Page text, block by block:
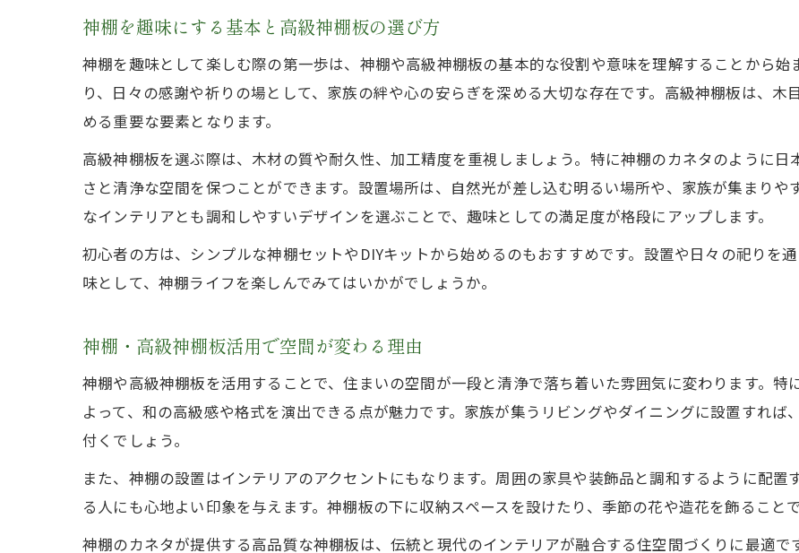
神棚のカネタ品質が毎日の祈りを特別にする
神棚は宗教と関係ある？日常への取り入れ方
100均DIYで叶うおしゃれな神棚自作アイデア
神棚自作キット風DIYの基本と高級神棚板活用
100均素材で神棚をおしゃれに趣味で楽しむ工夫
神棚・高級神棚板を活かすDIY初心者向けポイン
賃貸でも安心な神棚自作とタブー回避アイデア
神棚・高級神棚板でお札だけ設置時の正しい手順
神棚のカネタで叶えるお札設置とタブーの違い
神棚は毎日拝むべき？お札管理の基本解説
お札だけでも神棚趣味を続けるコツを紹介
タブーを避ける神棚配置と家庭での工夫ポイント
神棚を趣味にする基本と高級神棚板の選び方
神棚を趣味として楽しむ際の第一歩は、神棚や高級神棚板の基本的な役割や意味を理解することから
り、日々の感謝や祈りの場として、家族の絆や心の安らぎを深める大切な存在です。高級神棚板は、
める重要な要素となります。
高級神棚板を選ぶ際は、木材の質や耐久性、加工精度を重視しましょう。特に神棚のカネタのように
さと清浄な空間を保つことができます。設置場所は、自然光が差し込む明るい場所や、家族が集まり
なインテリアとも調和しやすいデザインを選ぶことで、趣味としての満足度が格段にアップします。
初心者の方は、シンプルな神棚セットやDIYキットから始めるのもおすすめです。設置や日々の祀りを
味として、神棚ライフを楽しんでみてはいかがでしょうか。
神棚・高級神棚板活用で空間が変わる理由
神棚や高級神棚板を活用することで、住まいの空間が一段と清浄で落ち着いた雰囲気に変わります。
よって、和の高級感や格式を演出できる点が魅力です。家族が集うリビングやダイニングに設置すれ
付くでしょう。
また、神棚の設置はインテリアのアクセントにもなります。周囲の家具や装飾品と調和するように配
る人にも心地よい印象を与えます。神棚板の下に収納スペースを設けたり、季節の花や造花を飾ること
神棚のカネタが提供する高品質な神棚板は、伝統と現代のインテリアが融合する住空間づくりに最適